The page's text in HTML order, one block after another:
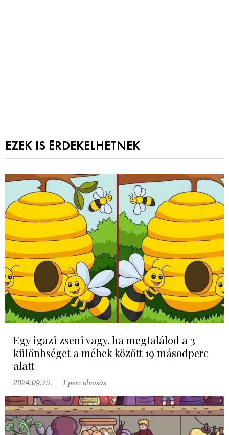
EZEK IS ÉRDEKELHETNEK
Egy igazi zseni vagy, ha megtalálod a 3
különbséget a méhek között 19 másodperc
alatt
2024.09.25. 1 perc olvasás